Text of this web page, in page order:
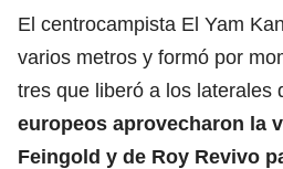
El centrocampista El Yam
varios metros y formó por
tres que liberó a los laterales
europeos aprovecharon la
Feingold y de Roy Revivo